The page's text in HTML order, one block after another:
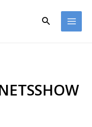
Suchen